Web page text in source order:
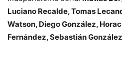
Luciano Recalde, Tomas
Watson, Diego González,
Fernández, Sebastián